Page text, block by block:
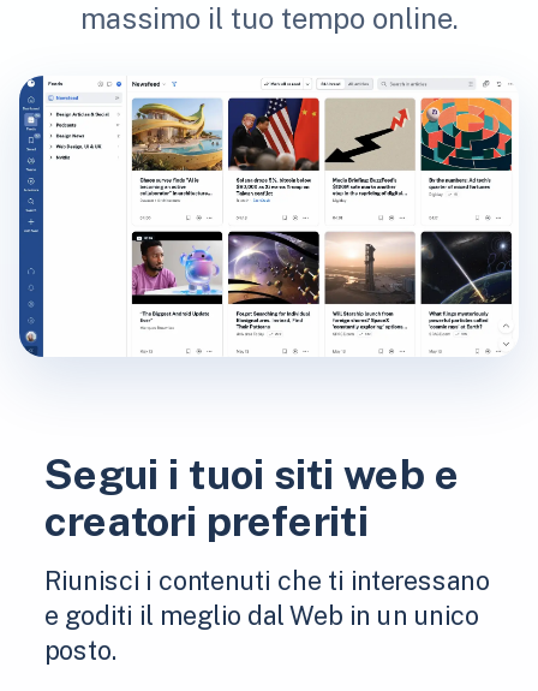
massimo il tuo tempo online.
Segui i tuoi siti web e
creatori preferiti
Riunisci i contenuti che ti interessano
e goditi il ​​meglio dal Web in un unico
posto.